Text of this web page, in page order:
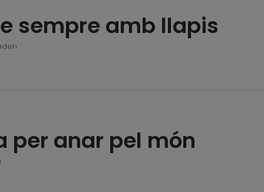
sempre amb llapis
per anar pel món